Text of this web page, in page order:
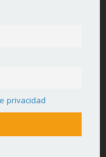
privacidad